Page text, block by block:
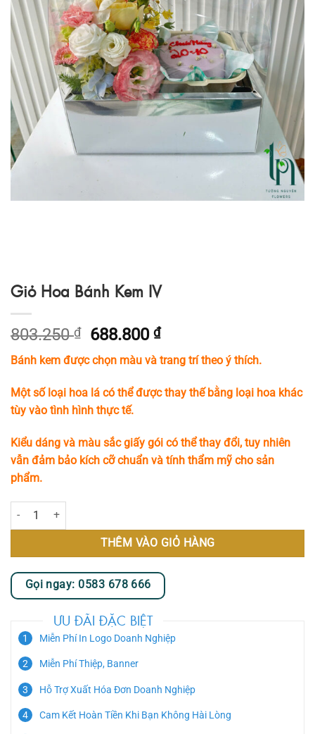
Giỏ Hoa Bánh Kem IV
803.250₫
Giá
gốc
là:
803.250 ₫.
688.800₫Giá
hiện
tại
là:
688.800 ₫.
Bánh kem được chọn màu và trang trí theo ý thích.
Một số loại hoa lá có thể được thay thế bằng loại hoa khác
tùy vào tình hình thực tế.
Kiểu dáng và màu sắc giấy gói có thể thay đổi, tuy nhiên
vẫn đảm bảo kích cỡ chuẩn và tính thẩm mỹ cho sản
phẩm.
Giỏ Hoa Bánh Kem IV số lượng
THÊM VÀO GIỎ HÀNG
Gọi ngay: 0583 678 666
ƯU ĐÃI ĐẶC BIỆT
Miễn Phí In Logo Doanh Nghiệp
Miễn Phí Thiệp, Banner
Hỗ Trợ Xuất Hóa Đơn Doanh Nghiệp
Cam Kết Hoàn Tiền Khi Bạn Không Hài Lòng